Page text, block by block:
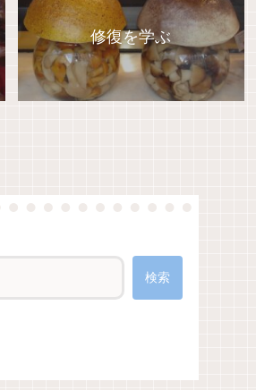
修復を学ぶ
検索